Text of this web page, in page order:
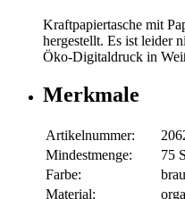
Kraftpapiertasche mit
hergestellt. Es ist leider
Öko-Digitaldruck in
Merkmale
Artikelnummer:
Mindestmenge:
75
Farbe:
Material: